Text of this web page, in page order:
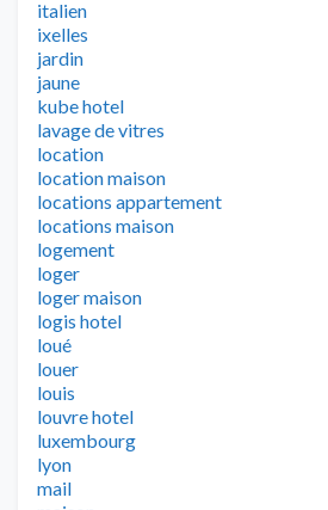
italien
ixelles
jardin
jaune
kube hotel
lavage de vitres
location
location maison
locations appartement
locations maison
logement
loger
loger maison
logis hotel
loué
louer
louis
louvre hotel
luxembourg
lyon
mail